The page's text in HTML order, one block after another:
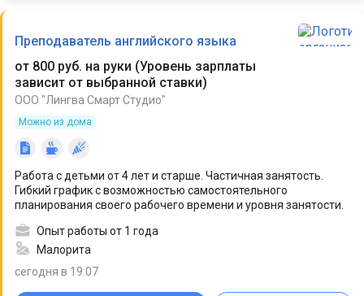
Преподаватель английского языка
от 800 руб. на руки (Уровень зарплаты
зависит от выбранной ставки)
ООО "Лингва Смарт Студио"
Можно из дома
Работа с детьми от 4 лет и старше. Частичная занятость.
Гибкий график с возможностью самостоятельного
планирования своего рабочего времени и уровня занятости.
Опыт работы от 1 года
Малорита
сегодня в 19:07